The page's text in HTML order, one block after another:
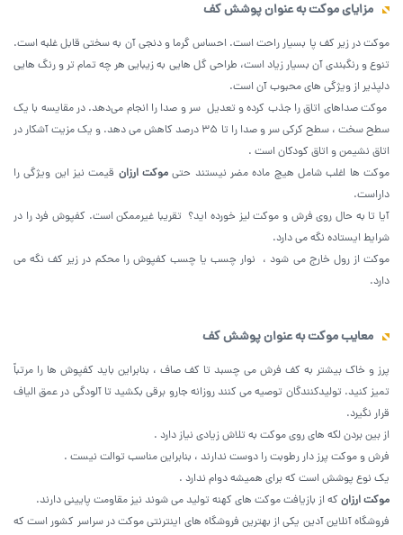
مزایای موکت به عنوان پوشش کف
موکت در زیر کف پا بسیار راحت است. احساس گرما و دنجی آن به سختی قابل غلبه است.
تنوع و رنگبندی آن بسیار زیاد است، طراحی گل هایی به زیبایی هر چه تمام تر و رنگ هایی
دلپذیر از ویژگی های محبوب آن است.
موکت صداهای اتاق را جذب کرده و تعدیل سر و صدا را انجام می‌دهد. در مقایسه با یک
سطح سخت ، سطح کرکی سر و صدا را تا 35 درصد کاهش می دهد. و یک مزیت آشکار در
اتاق نشیمن و اتاق کودکان است .
موکت ها اغلب شامل هیچ ماده مضر نیستند حتی موکت ارزان قیمت نیز این ویژگی را
داراست.
آیا تا به حال روی فرش و موکت لیز خورده اید؟ تقریبا غیرممکن است. کفپوش فرد را در
شرایط ایستاده نگه می دارد.
موکت از رول خارج می شود ، نوار چسب یا چسب کفپوش را محکم در زیر کف نگه می
دارد.
معایب موکت به عنوان پوشش کف
پرز و خاک بیشتر به کف فرش می چسبد تا کف صاف ، بنابراین باید کفپوش ها را مرتباً
تمیز کنید. تولیدکنندگان توصیه می کنند روزانه جارو برقی بکشید تا آلودگی در عمق الیاف
قرار نگیرد.
از بین بردن لکه های روی موکت به تلاش زیادی نیاز دارد .
فرش و موکت پرز دار رطوبت را دوست ندارند ، بنابراین مناسب توالت نیست .
یک نوع پوشش است که برای همیشه دوام ندارد .
موکت ارزان که از بازیافت موکت های کهنه تولید می شوند نیز مقاومت پایینی دارند.
فروشگاه آنلاین آدین یکی از بهترین فروشگاه های اینترنتی موکت در سراسر کشور است که